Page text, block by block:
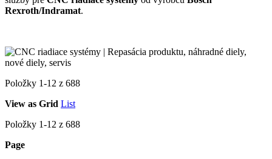
Rexroth/Indramat.
Položky 1-12 z 688
View as Grid List
Položky 1-12 z 688
Page